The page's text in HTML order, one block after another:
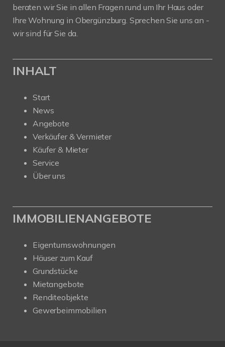
beraten wir Sie in allen Fragen rund um Ihr Haus oder
Ihre Wohnung in Obergünzburg. Sprechen Sie uns an -
wir sind für Sie da.
INHALT
Start
News
Angebote
Verkäufer & Vermieter
Käufer & Mieter
Service
Über uns
IMMOBILIENANGEBOTE
Eigentumswohnungen
Häuser zum Kauf
Grundstücke
Mietangebote
Renditeobjekte
Gewerbeimmobilien